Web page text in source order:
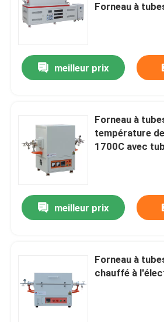
Forneau à
meilleur prix
Forneau à
température
1700C avec
meilleur prix
Forneau à
chauffé à